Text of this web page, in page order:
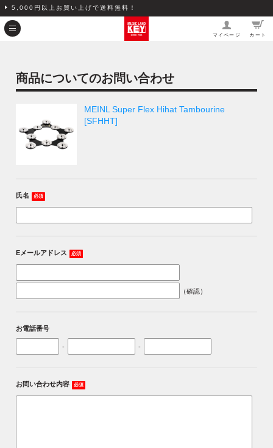
5,000円以上お買い上げで送料無料！
マイページ カート
商品についてのお問い合わせ
MEINL Super Flex Hihat Tambourine
[SFHHT]
氏名 必須
Eメールアドレス 必須
（確認）
お電話番号
- -
お問い合わせ内容 必須